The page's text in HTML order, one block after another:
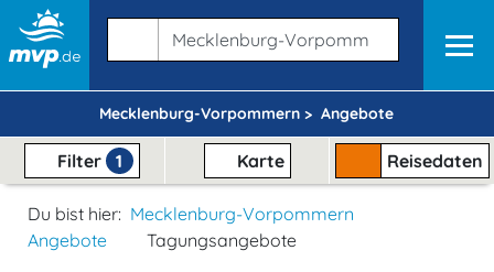
Mecklenburg-Vorpommern > Angebote
Filter 1 Karte Reisedaten
Du bist hier: Mecklenburg-Vorpommern
Angebote
Tagungsangebote